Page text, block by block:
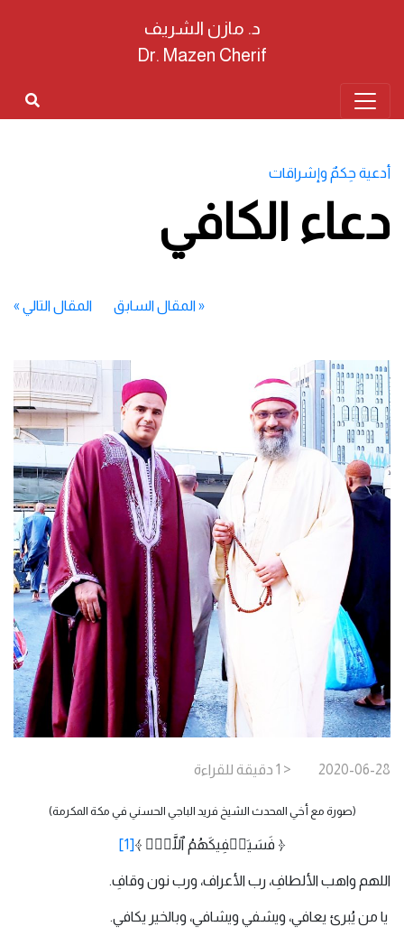
د. مازن الشريف
Dr. Mazen Cherif
أدعية حِكمٌ وإشراقات
دعاء الكافي
«المقال السابق المقال التالي »
2020-06-28
< 1 دقيقة للقراءة
(صورة مع أخي المحدث الشيخ فريد الباجي الحسني في مكة المكرمة)
﴿ فَسَیَكۡفِیكَهُمُ ٱللَّهُۚ ﴾[1]
اللهم واهب الألطافِ، رب الأعراف، ورب نون وقافِ.
يا من يُبرئ يعافي، ويشفي ويشافي، وبالخير يكافي.